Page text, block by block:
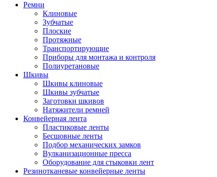
Ремни
Клиновые
Зубчатые
Плоские
Протяжные
Транспортирующие
Приборы для монтажа и контроля
Полиуретановые
Шкивы
Шкивы клиновые
Шкивы зубчатые
Заготовки шкивов
Натяжители ремней
Конвейерная лента
Пластиковые ленты
Бесшовные ленты
Подбор механических замков
Вулканизационные пресса
Оборудование для стыковки лент
Резинотканевые конвейерные ленты